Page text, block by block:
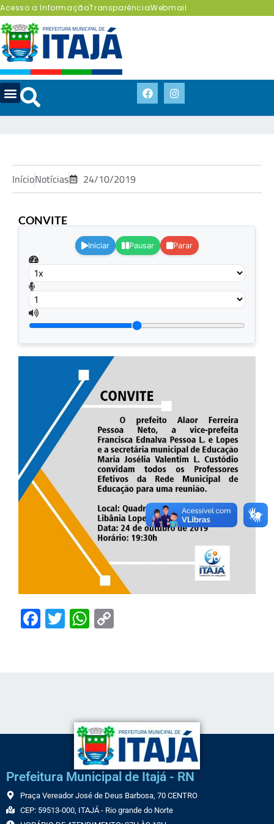
Acesso a InformaçãoTransparênciaWebmail
InícioNotícias 24/10/2019
CONVITE
Iniciar Pausar Parar
Facebook
TwitterWhatsApp
Prefeitura Municipal de Itajá - RN
Praça Vereador José de Deus Barbosa, 70 CENTRO
CEP: 59513-000, ITAJÁ - Rio grande do Norte